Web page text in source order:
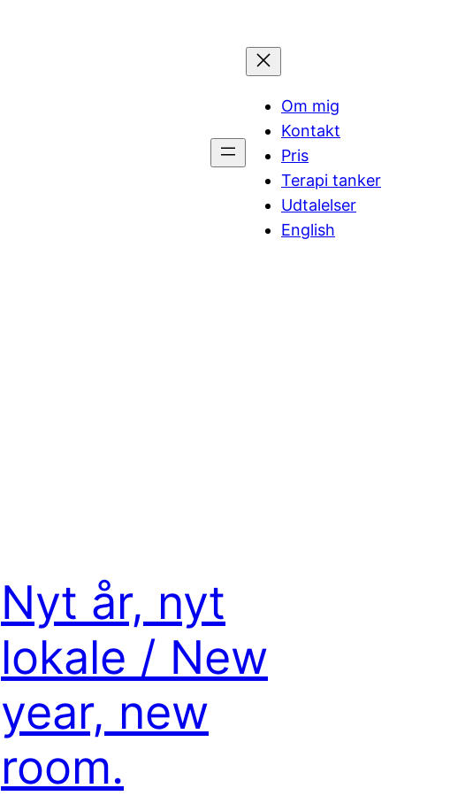
Om mig
Kontakt
Pris
Terapi tanker
Udtalelser
English
Nyt år, nyt
lokale / New
year, new
room.